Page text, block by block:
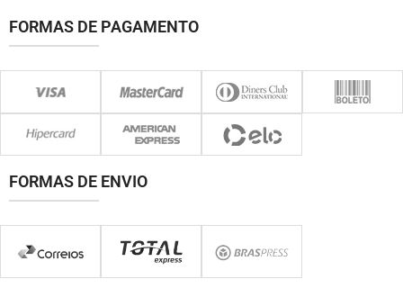
FORMAS DE PAGAMENTO
FORMAS DE ENVIO